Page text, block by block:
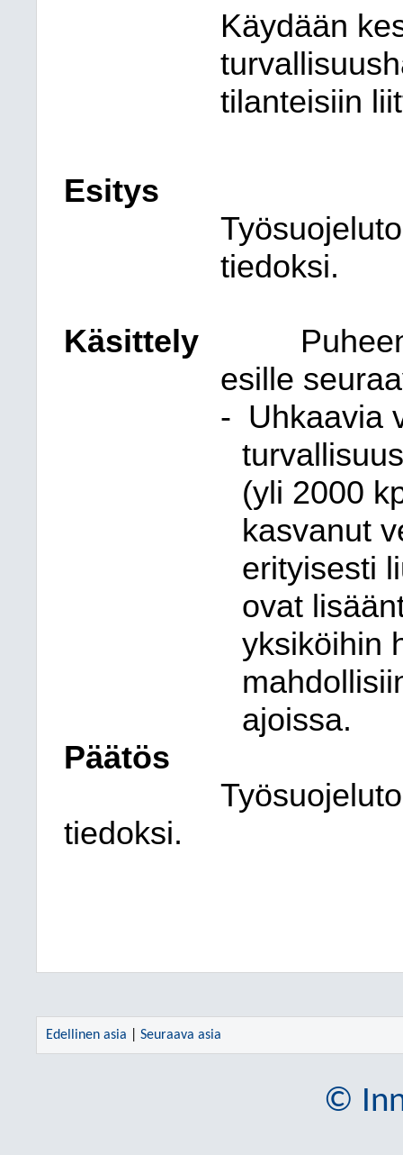
Käydään
tilanteisiin
Esitys
tiedoksi.
Käsittely
esille
- Uhkaavia
(yli 2000
kasvanut
erityisesti
ovat
yksiköihin
ajoissa.
Päätös
tiedoksi.
Edellinen asia Seuraava asia
©